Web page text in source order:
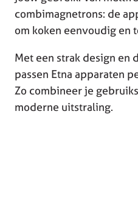
combimagnetrons: de
om koken eenvoudig en
Met een strak design
passen Etna apparaten
Zo combineer je
moderne uitstraling.